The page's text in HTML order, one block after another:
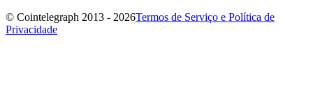
© Cointelegraph 2013 - 2026Termos de Serviço e Política de
Privacidade